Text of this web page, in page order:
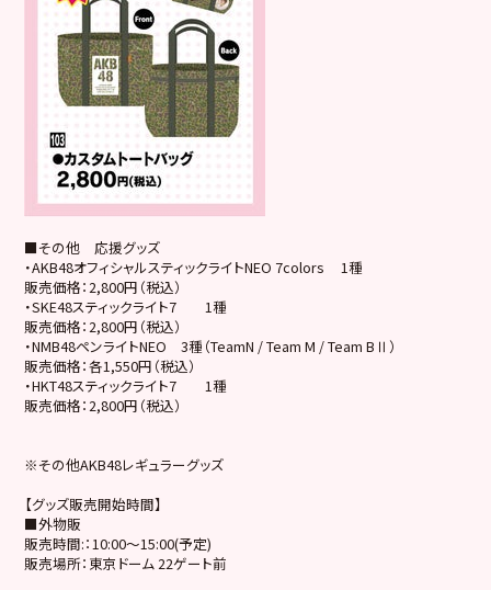
■その他 応援グッズ
・AKB48オフィシャルスティックライトNEO 7colors 1種
販売価格：2,800円（税込）
・SKE48スティックライト7 1種
販売価格：2,800円（税込）
・NMB48ペンライトNEO 3種（TeamN / Team M / Team BⅡ）
販売価格：各1,550円（税込）
・HKT48スティックライト7 1種
販売価格：2,800円（税込）
※その他AKB48レギュラーグッズ
【グッズ販売開始時間】
■外物販
販売時間:：10:00～15:00(予定)
販売場所：東京ドーム 22ゲート前